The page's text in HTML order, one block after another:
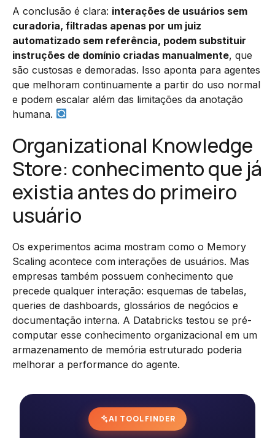
A conclusão é clara: interações de usuários sem
curadoria, filtradas apenas por um juiz
automatizado sem referência, podem substituir
instruções de domínio criadas manualmente, que
são custosas e demoradas. Isso aponta para agentes
que melhoram continuamente a partir do uso normal
e podem escalar além das limitações da anotação
humana.
Organizational Knowledge
Store: conhecimento que já
existia antes do primeiro
usuário
Os experimentos acima mostram como o Memory
Scaling acontece com interações de usuários. Mas
empresas também possuem conhecimento que
precede qualquer interação: esquemas de tabelas,
queries de dashboards, glossários de negócios e
documentação interna. A Databricks testou se pré-
computar esse conhecimento organizacional em um
armazenamento de memória estruturado poderia
melhorar a performance do agente.
AI TOOL FINDER